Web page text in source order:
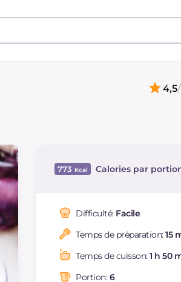
4,5
773 Calories par
Dont sucres
Protéine
Graisses
saturés
Difficulté: Facile
Temps de préparation:15
Temps de cuisson:1 h 50
Portion:6